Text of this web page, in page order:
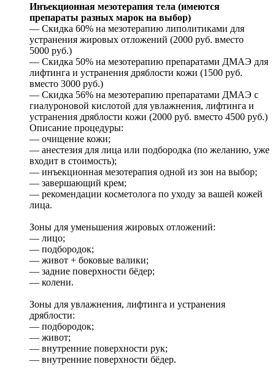
Инъекционная мезотерапия тела (имеются
препараты разных марок на выбор)
— Скидка 60% на мезотерапию липолитиками для
устранения жировых отложений (2000 руб. вместо
5000 руб.)
— Скидка 50% на мезотерапию препаратами ДМАЭ для
лифтинга и устранения дряблости кожи (1500 руб.
вместо 3000 руб.)
— Скидка 56% на мезотерапию препаратами ДМАЭ с
гиалуроновой кислотой для увлажнения, лифтинга и
устранения дряблости кожи (2000 руб. вместо 4500 руб.)
Описание процедуры:
— очищение кожи;
— анестезия для лица или подбородка (по желанию, уже
входит в стоимость);
— инъекционная мезотерапия одной из зон на выбор;
— завершающий крем;
— рекомендации косметолога по уходу за вашей кожей
лица.
Зоны для уменьшения жировых отложений:
— лицо;
— подбородок;
— живот + боковые валики;
— задние поверхности бёдер;
— колени.
Зоны для увлажнения, лифтинга и устранения
дряблости:
— подбородок;
— живот;
— внутренние поверхности рук;
— внутренние поверхности бёдер.